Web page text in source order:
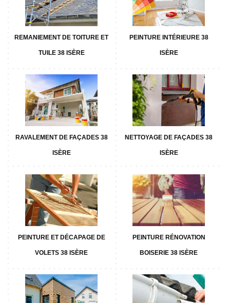
REMANIEMENT DE TOITURE ET
TUILE 38 ISÈRE
PEINTURE INTÉRIEURE 38
ISÈRE
RAVALEMENT DE FAÇADES 38
ISÈRE
NETTOYAGE DE FAÇADES 38
ISÈRE
PEINTURE ET DÉCAPAGE DE
VOLETS 38 ISÈRE
PEINTURE RÉNOVATION
BOISERIE 38 ISÈRE